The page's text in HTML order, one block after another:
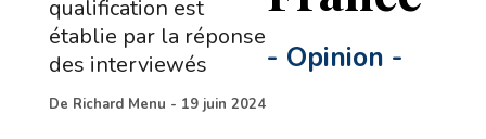
- Opinion -
qualification est
établie par la réponse
des interviewés
De Richard Menu - 19 juin 2024